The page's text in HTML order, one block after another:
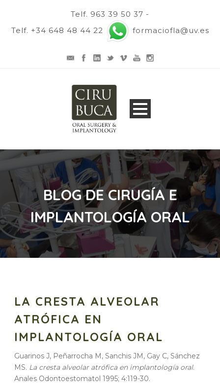
Telf. 963 39 50 37 -
Telf. +34 648 48 44 22
formaciofla@uv.es
BLOG DE CIRUGÍA E
IMPLANTOLOGÍA ORAL
LA CRESTA ALVEOLAR
ATRÓFICA EN
IMPLANTOLOGÍA ORAL
Guarinos J, Peñarrocha M, Sanchis JM, Gay C, Sánchez
MS. La cresta alveolar atrófica en implantología oral.
Anales Odontoestomatol 1995; 4:119-30.